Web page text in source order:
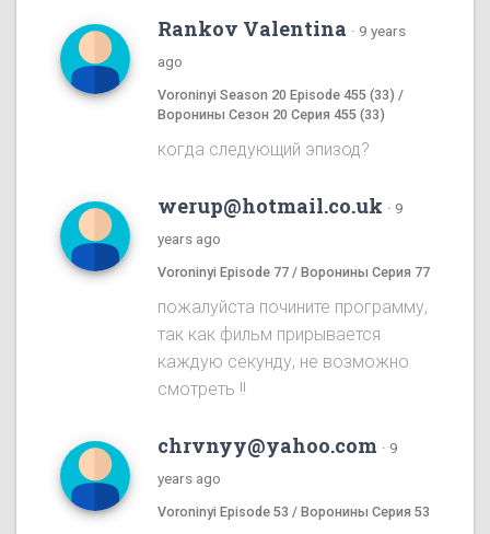
Rankov Valentina · 9 years
ago
Voroninyi Season 20 Episode 455 (33) /
Воронины Сезон 20 Серия 455 (33)
когда следующий эпизод?
werup@hotmail.co.uk · 9
years ago
Voroninyi Episode 77 / Воронины Серия 77
пожалуйста почините программу,
так как фильм прирывается
каждую секунду, не возможно
смотреть !!
chrvnyy@yahoo.com · 9
years ago
Voroninyi Episode 53 / Воронины Серия 53